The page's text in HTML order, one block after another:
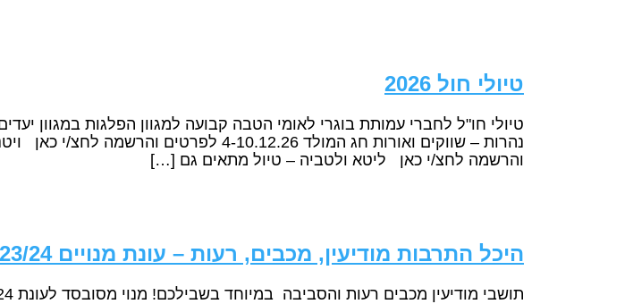
טיולי חול 2026
והרשמה לחצ/י כאן ליטא ולטביה – טיול מתאים גם […]
היכל התרבות מודיעין, מכבים, רעות – עונת מנויים 23/24
תושבי מודיעין מכבים רעות והסביבה במיוחד בשבילכם! מנוי מסובסד לעונת 2023/24 במחיר מיוחד לחברי העמותה לקבלת פרטים ורכישה לחץ כאן